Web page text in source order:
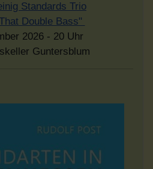
Standards Trio
Double Bass"
2026 - 20 Uhr
Guntersblum